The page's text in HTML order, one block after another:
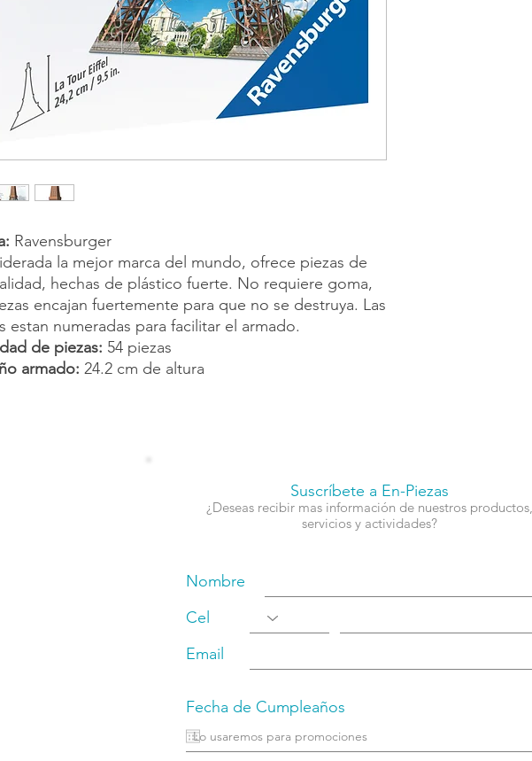
Ravensburger
la mejor marca del mundo, ofrece piezas de
hechas de plástico fuerte. No requiere goma,
encajan fuertemente para que no se destruya. Las
estan numeradas para facilitar el armado.
de piezas: 54 piezas
armado: 24.2 cm de altura
Suscríbete a En-Piezas
¿Deseas recibir mas información de nuestros productos,
servicios y actividades?
Nombre
Cel
Email
Fecha de Cumpleaños